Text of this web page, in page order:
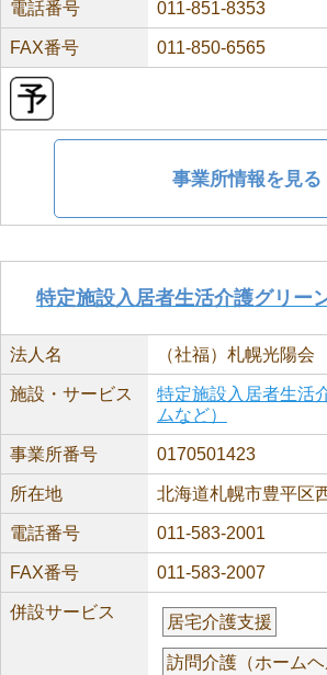
電話番号 011-851-8353
FAX番号 011-850-6565
事業所情報を見る
特定施設入居者生活介護グリー
法人名 （社福）札幌光陽会
施設・サービス
特定施設入居者生活
ムなど）
事業所番号 0170501423
所在地 北海道札幌市豊平区
電話番号 011-583-2001
FAX番号 011-583-2007
併設サービス
居宅介護支援
訪問介護（ホームヘ